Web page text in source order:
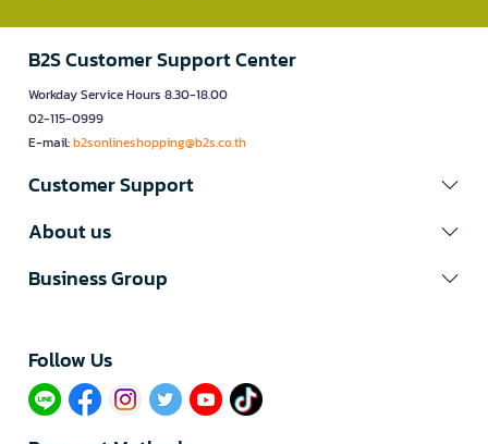
B2S Customer Support Center
Workday Service Hours 8.30-18.00
02-115-0999
E-mail:b2sonlineshopping@b2s.co.th
Customer Support
About us
Business Group
Follow Us​